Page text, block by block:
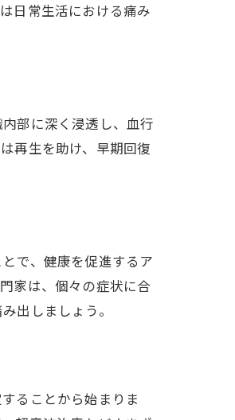
日常生活における痛み
部に深く浸透し、血行
再生を助け、早期回復
で、健康を促進するア
家は、個々の症状に合
出しましょう。
ることから始まりま